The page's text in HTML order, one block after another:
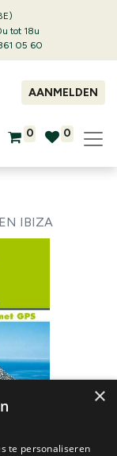
tot 18u
05 60
AANMELDEN
0 0
IBIZA
×
te personaliseren